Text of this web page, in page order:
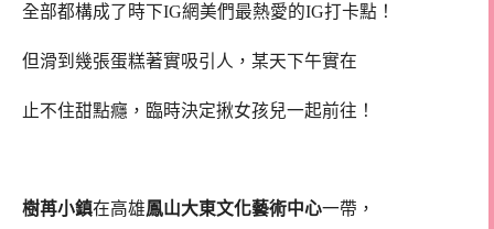
全部都構成了時下IG網美們最熱愛的IG打卡點！
但滑到幾張蛋糕著實吸引人，某天下午實在
止不住甜點癮，臨時決定揪女孩兒一起前往！
樹苒小鎮在高雄鳳山大東文化藝術中心一帶，